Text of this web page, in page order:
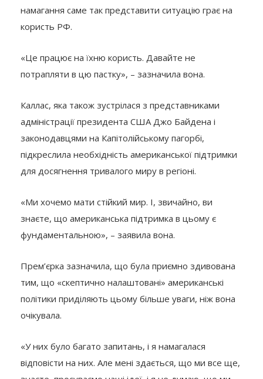
намагання саме так представити ситуацію грає на
користь РФ.
«Це працює на їхню користь. Давайте не
потрапляти в цю пастку», – зазначила вона.
Каллас, яка також зустрілася з представниками
адміністрації президента США Джо Байдена і
законодавцями на Капітолійському пагорбі,
підкреслила необхідність американської підтримки
для досягнення тривалого миру в регіоні.
«Ми хочемо мати стійкий мир. І, звичайно, ви
знаєте, що американська підтримка в цьому є
фундаментальною», – заявила вона.
Прем’єрка зазначила, що була приємно здивована
тим, що «скептично налаштовані» американські
політики приділяють цьому більше уваги, ніж вона
очікувала.
«У них було багато запитань, і я намагалася
відповісти на них. Але мені здається, що ми все ще,